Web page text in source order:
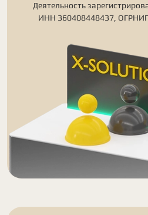
Деятельность
ИНН 360408448437,